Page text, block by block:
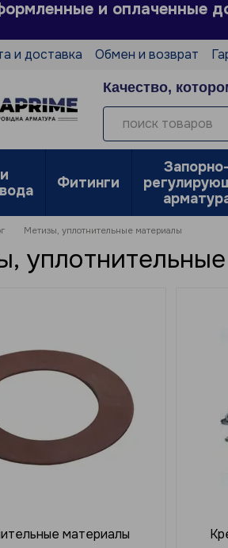
контенту
и оплаченные
и доставка Обмен и возврат
Отзывы о
Качество,
Фитинги
Запорно-
Метизы, уплотнительные материалы
материалы